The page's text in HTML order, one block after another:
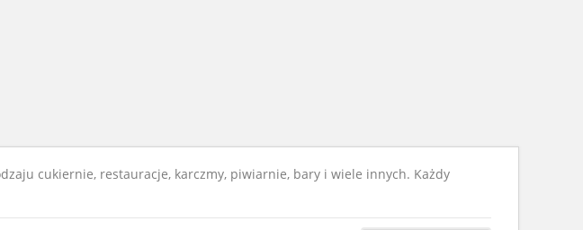
cukiernie, restauracje, karczmy, piwiarnie, bary i wiele innych. Każdy